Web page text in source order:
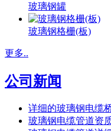
玻璃钢罐
玻璃钢格栅(板)
更多..
公司新闻
详细的玻璃钢电缆
玻璃钢电缆管道资